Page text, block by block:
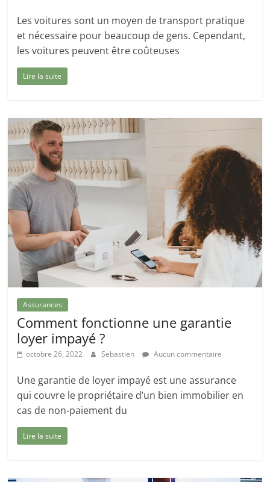
Les voitures sont un moyen de transport pratique
et nécessaire pour beaucoup de gens. Cependant,
les voitures peuvent être coûteuses
Lire la suite
Assurances
Comment fonctionne une garantie
loyer impayé ?
octobre 26, 2022 Sebastien Aucun commentaire
Une garantie de loyer impayé est une assurance
qui couvre le propriétaire d’un bien immobilier en
cas de non-paiement du
Lire la suite